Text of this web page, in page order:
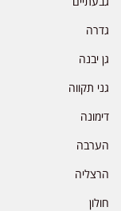
גדרה
גן יבנה
גני תקווה
דימונה
הערבה
הרצליה
חולון